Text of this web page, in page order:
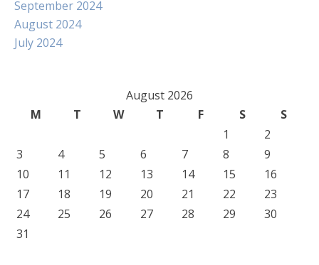
September 2024
August 2024
July 2024
August 2026
M
T W T F S
S
1
2
3
4 5 6 7 8
9
10
11 12 13 14 15
16
17
18 19 20 21 22
23
24
25 26 27 28 29
30
31